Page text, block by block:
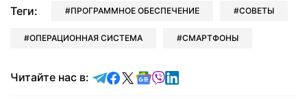
Теги: ПРОГРАММНОЕ ОБЕСПЕЧЕНИЕ СОВЕТЫ
ОПЕРАЦИОННАЯ СИСТЕМА СМАРТФОНЫ
Читайте нас в: Читайте в Telegram
Читайте в Facebook
Читайте в X
Читайте в Google news
Читайте в Viber
Читайте в LinkedIn